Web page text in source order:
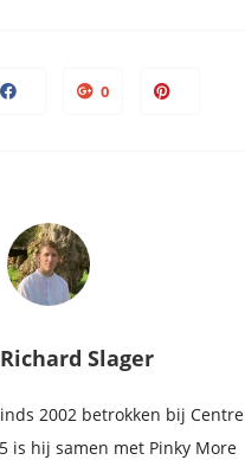
0
Richard Slager
2002 betrokken bij Centre
is hij samen met Pinky More